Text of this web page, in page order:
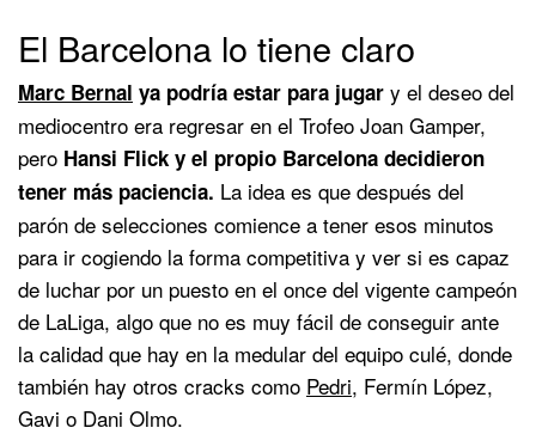
El Barcelona lo tiene claro
Marc Bernal ya podría estar para jugar y el deseo del
mediocentro era regresar en el Trofeo Joan Gamper,
pero Hansi Flick y el propio Barcelona decidieron
tener más paciencia. La idea es que después del
parón de selecciones comience a tener esos minutos
para ir cogiendo la forma competitiva y ver si es capaz
de luchar por un puesto en el once del vigente campeón
de LaLiga, algo que no es muy fácil de conseguir ante
la calidad que hay en la medular del equipo culé, donde
también hay otros cracks como Pedri, Fermín López,
Gavi o Dani Olmo.